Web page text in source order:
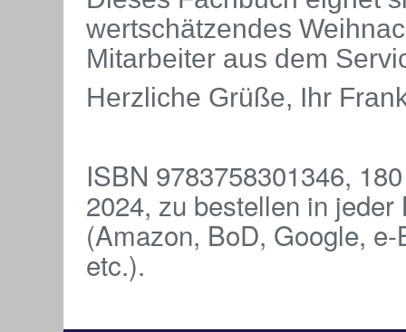
wertschätzendes
Mitarbeiter aus dem
Herzliche Grüße, Ihr
ISBN 9783758301346,
2024, zu bestellen in
(Amazon, BoD, Google,
etc.).